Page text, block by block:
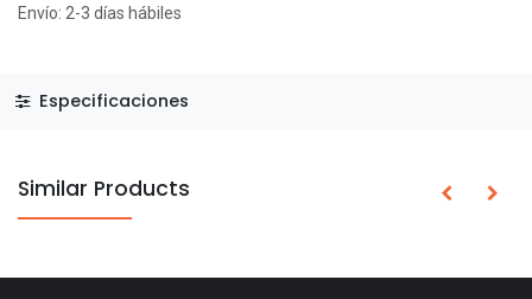
Envío: 2-3 días hábiles
Especificaciones
Similar Products